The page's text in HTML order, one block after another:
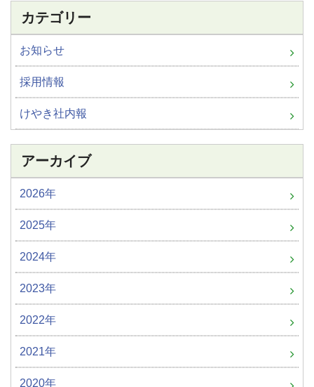
カテゴリー
お知らせ
採用情報
けやき社内報
アーカイブ
2026年
2025年
2024年
2023年
2022年
2021年
2020年